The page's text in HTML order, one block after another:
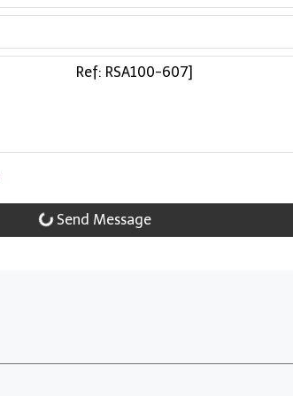
Send Message